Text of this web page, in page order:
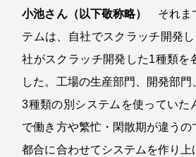
小池さん（以下敬称略）
それま
テムは、自社でスクラッチ開発
社がスクラッチ開発した1種類を
した。工場の生産部門、開発部
3種類の別システムを使っていた
で働き方や繁忙・閑散期が違う
都合に合わせてシステムを作り上